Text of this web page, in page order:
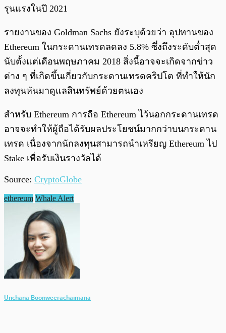
รุนแรงในปี 2021
รายงานของ Goldman Sachs ยังระบุด้วยว่า อุปทานของ
Ethereum ในกระดานเทรดลดลง 5.8% ซึ่งถึงระดับต่ำสุด
นับตั้งแต่เดือนพฤษภาคม 2018 สิ่งนี้อาจจะเกิดจากข่าว
ต่าง ๆ ที่เกิดขึ้นเกี่ยวกับกระดานเทรดคริปโต ที่ทำให้นัก
ลงทุนหันมาดูแลสินทรัพย์ด้วยตนเอง
สำหรับ Ethereum การถือ Ethereum ไว้นอกกระดานเทรด
อาจจะทำให้ผู้ถือได้รับผลประโยชน์มากกว่าบนกระดาน
เทรด เนื่องจากนักลงทุนสามารถนำเหรียญ Ethereum ไป
Stake เพื่อรับเงินรางวัลได้
Source: CryptoGlobe
ethereum Whale Alert
Unchana Boonweerachaimana